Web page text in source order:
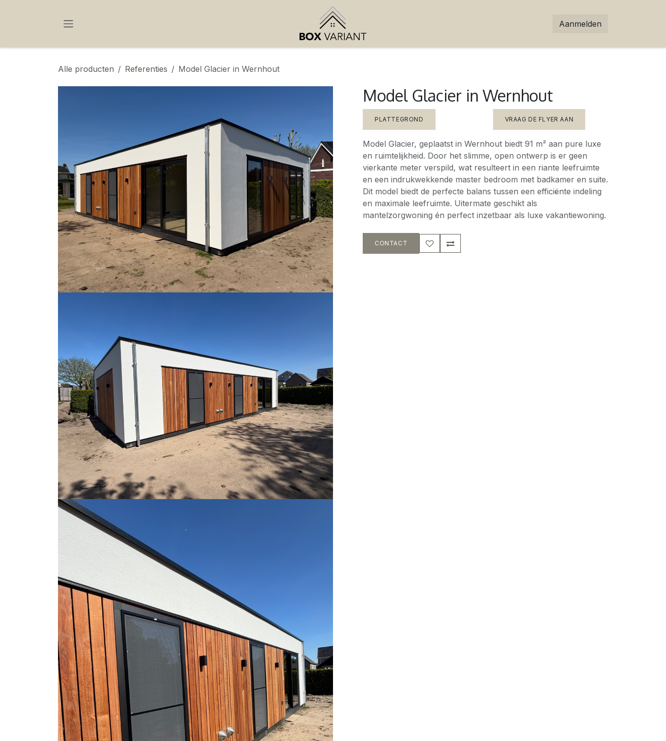
Aanmelden
Alle producten Referenties Model Glacier in Wernhout
Model Glacier in Wernhout
PLATTEGROND VRAAG DE FLYER AAN
Model Glacier, geplaatst in Wernhout biedt 91 m² aan pure luxe
en ruimtelijkheid. Door het slimme, open ontwerp is er geen
vierkante meter verspild, wat resulteert in een riante leefruimte
en een indrukwekkende master bedroom met badkamer en suite.
Dit model biedt de perfecte balans tussen een efficiënte indeling
en maximale leefruimte. Uitermate geschikt als
mantelzorgwoning én perfect inzetbaar als luxe vakantiewoning.
CONTACT